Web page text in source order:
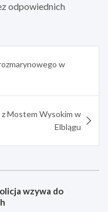
odpowiednich
w
Mostem Wysokim w
Elblągu
wzywa do